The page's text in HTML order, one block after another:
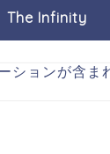
The Infinity
ションが含ま